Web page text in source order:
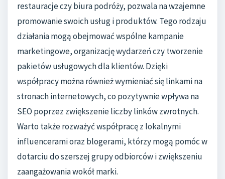
restauracje czy biura podróży, pozwala na wzajemne
promowanie swoich usług i produktów. Tego rodzaju
działania mogą obejmować wspólne kampanie
marketingowe, organizację wydarzeń czy tworzenie
pakietów usługowych dla klientów. Dzięki
współpracy można również wymieniać się linkami na
stronach internetowych, co pozytywnie wpływa na
SEO poprzez zwiększenie liczby linków zwrotnych.
Warto także rozważyć współpracę z lokalnymi
influencerami oraz blogerami, którzy mogą pomóc w
dotarciu do szerszej grupy odbiorców i zwiększeniu
zaangażowania wokół marki.